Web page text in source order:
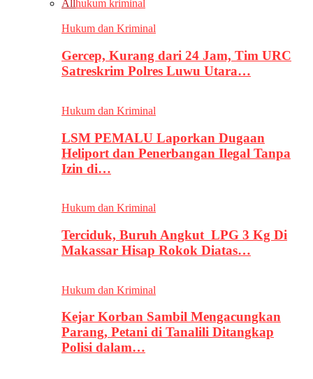
Allhukum kriminal
Hukum dan Kriminal
Gercep, Kurang dari 24 Jam, Tim URC
Satreskrim Polres Luwu Utara…
Hukum dan Kriminal
LSM PEMALU Laporkan Dugaan
Heliport dan Penerbangan Ilegal Tanpa
Izin di…
Hukum dan Kriminal
Terciduk, Buruh Angkut LPG 3 Kg Di
Makassar Hisap Rokok Diatas…
Hukum dan Kriminal
Kejar Korban Sambil Mengacungkan
Parang, Petani di Tanalili Ditangkap
Polisi dalam…